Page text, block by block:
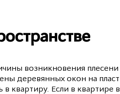
возникновения плесени
деревянных окон на
квартиру. Если в квартире